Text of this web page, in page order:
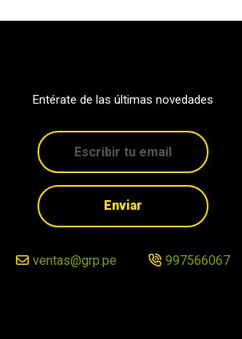
Entérate de las últimas novedades
Enviar
ventas@grp.pe 997566067